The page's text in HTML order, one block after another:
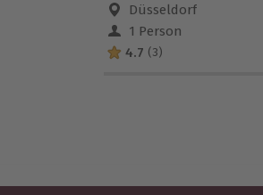
Düsseldorf
1 Person
4.7 (3)